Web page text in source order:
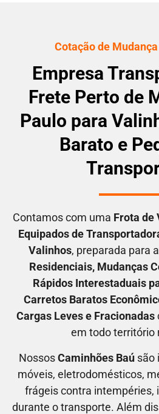
Cotação de
Empresa
Frete Perto de
Paulo para
Barato e
Contamos com uma Frota de
Equipados de
Valinhos, preparada para
Residenciais, Mudanças
Rápidos Interestaduais
Carretos Baratos
Cargas Leves e Fracionadas
em todo território
NossosCaminhões Baúsão
móveis, eletrodomésticos,
frágeis contra intempéries,
durante o transporte. Além